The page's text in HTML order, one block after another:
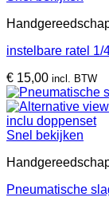
instelbare ratel 1/
€ 15,00 incl. BTW
Snel bekijken
Pneumatische